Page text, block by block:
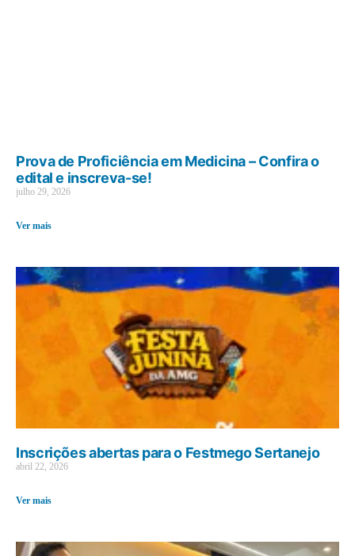
Prova de Proficiência em Medicina – Confira o
edital e inscreva-se!
julho 29, 2026
Ver mais
Inscrições abertas para o Festmego Sertanejo
abril 22, 2026
Ver mais